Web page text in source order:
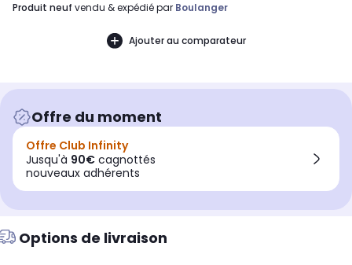
produit neuf vendu & expédié par Boulanger
Ajouter au comparateur
Offre du moment
Offre Club Infinity
Jusqu'à 90€ cagnottés
nouveaux adhérents
Options de livraison